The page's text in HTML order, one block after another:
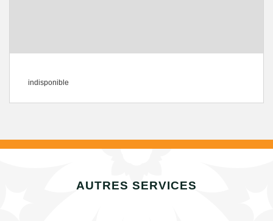
indisponible
AUTRES SERVICES